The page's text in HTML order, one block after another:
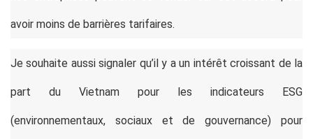
avoir moins de barrières tarifaires.
Je souhaite aussi signaler qu’il y a un intérêt croissant de la
part du Vietnam pour les indicateurs ESG
(environnementaux, sociaux et de gouvernance) pour